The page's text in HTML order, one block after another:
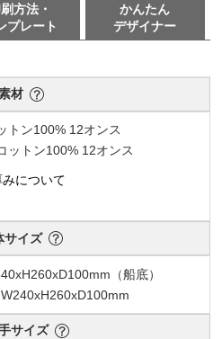
方法・
プレート
かんたん
デザイナー
材
トン100% 12オンス
ットン100% 12オンス
みについて
サイズ
（船底）
サイズ